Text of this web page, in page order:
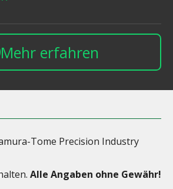
Mehr erfahren
Tome Precision Industry
Alle Angaben ohne Gewähr!